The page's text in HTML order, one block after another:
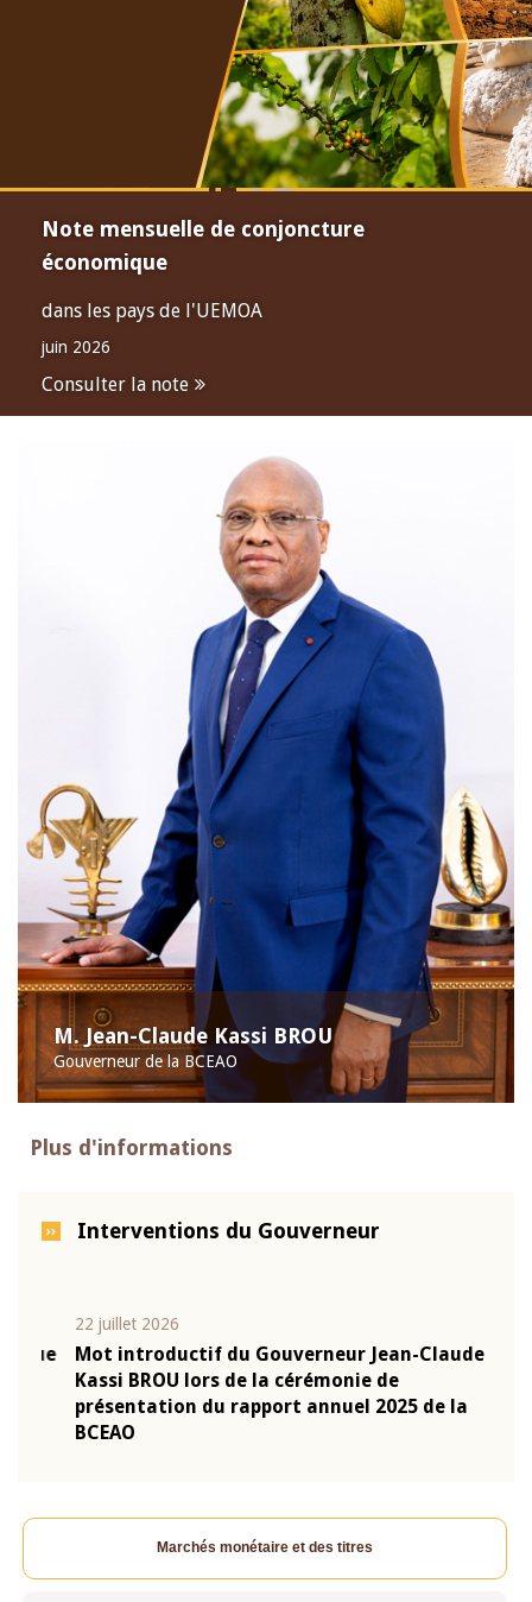
Note mensuelle de conjoncture
économique
dans les pays de l'UEMOA
juin 2026
Consulter la note
M. Jean-Claude Kassi BROU
Gouverneur de la BCEAO
Plus d'informations
Interventions du Gouverneur
22 juillet 2026
Mot introductif du Gouverneur Jean-Claude
Kassi BROU lors de la cérémonie de
présentation du rapport annuel 2025 de la
BCEAO
Marchés monétaire et des titres